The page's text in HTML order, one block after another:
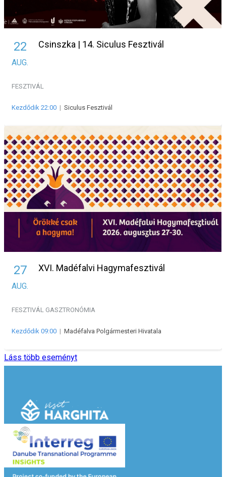
22
AUG.
Csinszka | 14. Siculus Fesztivál
FESZTIVÁL
Kezdődik 22:00 | Siculus Fesztivál
27
AUG.
XVI. Madéfalvi Hagymafesztivál
FESZTIVÁL GASZTRONÓMIA
Kezdődik 09:00 | Madéfalva Polgármesteri Hivatala
Láss több eseményt